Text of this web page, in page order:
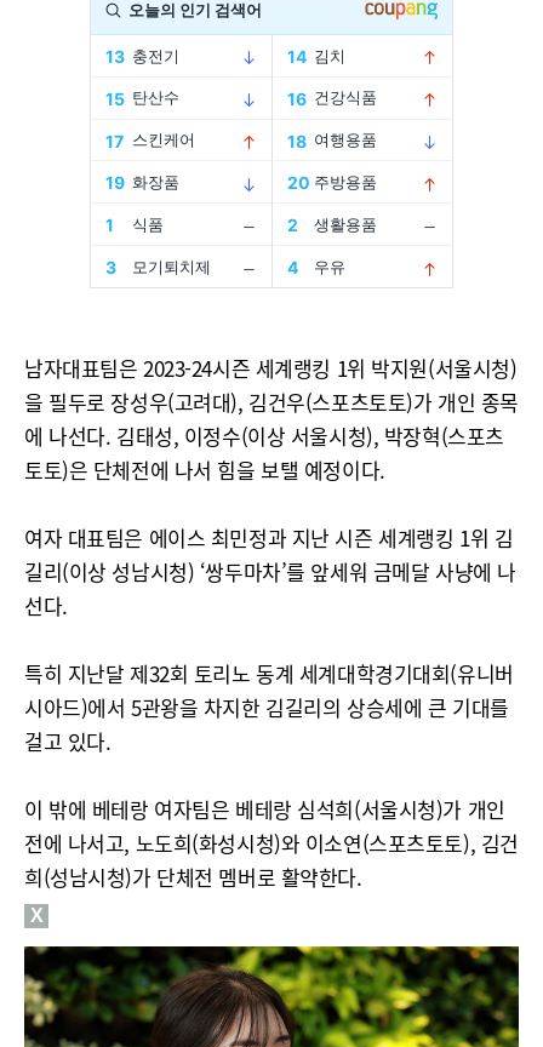
남자대표팀은 2023-24시즌 세계랭킹 1위 박지원(서울시청)
을 필두로 장성우(고려대), 김건우(스포츠토토)가 개인 종목
에 나선다. 김태성, 이정수(이상 서울시청), 박장혁(스포츠
토토)은 단체전에 나서 힘을 보탤 예정이다.
여자 대표팀은 에이스 최민정과 지난 시즌 세계랭킹 1위 김
길리(이상 성남시청) ‘쌍두마차’를 앞세워 금메달 사냥에 나
선다.
특히 지난달 제32회 토리노 동계 세계대학경기대회(유니버
시아드)에서 5관왕을 차지한 김길리의 상승세에 큰 기대를
걸고 있다.
이 밖에 베테랑 여자팀은 베테랑 심석희(서울시청)가 개인
전에 나서고, 노도희(화성시청)와 이소연(스포츠토토), 김건
희(성남시청)가 단체전 멤버로 활약한다.
X